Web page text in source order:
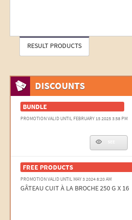
RESULT PRODUCTS
DISCOUNTS
BUNDLE
PROMOTION VALID UNTIL FEBRUARY 15 2025 3:58 PM
FREE PRODUCTS
PROMOTION VALID UNTIL MAY 3 2024 8:20 AM
GÂTEAU CUIT À LA BROCHE 250 G X 16